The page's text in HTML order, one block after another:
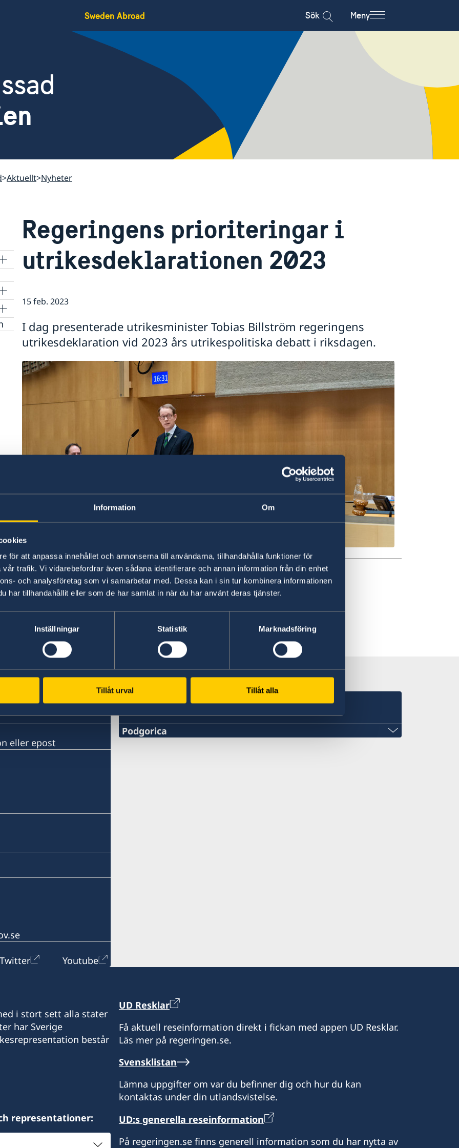
Information Om
för att anpassa innehållet och annonserna till användarna, tillhandahålla funktioner för
trafik. Vi vidarebefordrar även sådana identifierare och annan information från din enhet
och analysföretag som vi samarbetar med. Dessa kan i sin tur kombinera informationen
har tillhandahållit eller som de har samlat in när du har använt deras tjänster.
Inställningar Statistik Marknadsföring
Tillåt urval Tillåt alla
Sweden Abroad Sök Meny
Aktuellt Nyheter
Regeringens prioriteringar i
utrikesdeklarationen 2023
15 feb. 2023
I dag presenterade utrikesminister Tobias Billström regeringens
utrikesdeklaration vid 2023 års utrikespolitiska debatt i riksdagen.
Photo: Anders Löwdin/Riksdagen
2023.
webbplats
på regeringens webbplats
eller epost
Twitter Youtube
Svenska konsulat
Podgorica
Öppettider:
i Belgrad för vidare information på telefon +381 11 20 69 200.
i stort sett alla stater
har Sverige
består
representationer:
UD Resklar
Få aktuell reseinformation direkt i fickan med appen UD Resklar.
Läs mer på regeringen.se.
Svensklistan
Lämna uppgifter om var du befinner dig och hur du kan
kontaktas under din utlandsvistelse.
UD:s generella reseinformation
På regeringen.se finns generell information som du har nytta av